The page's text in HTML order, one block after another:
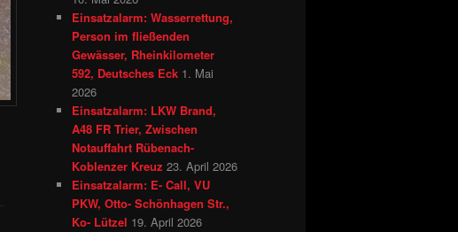
Einsatzalarm: Wasserrettung,
Person im fließenden
Gewässer, Rheinkilometer
592, Deutsches Eck 1. Mai
2026
Einsatzalarm: LKW Brand,
A48 FR Trier, Zwischen
Notauffahrt Rübenach-
Koblenzer Kreuz 23. April 2026
Einsatzalarm: E- Call, VU
PKW, Otto- Schönhagen Str.,
Ko- Lützel 19. April 2026